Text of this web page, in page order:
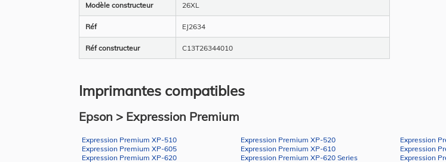
Modèle constructeur 26XL
Réf EJ2634
Réf constructeur C13T26344010
Imprimantes compatibles
Epson > Expression Premium
Expression Premium XP-510 Expression Premium XP-520 Expression
Expression Premium XP-605
Expression Premium XP-610 Expression
Expression Premium XP-620
Expression Premium XP-620 Series Expression